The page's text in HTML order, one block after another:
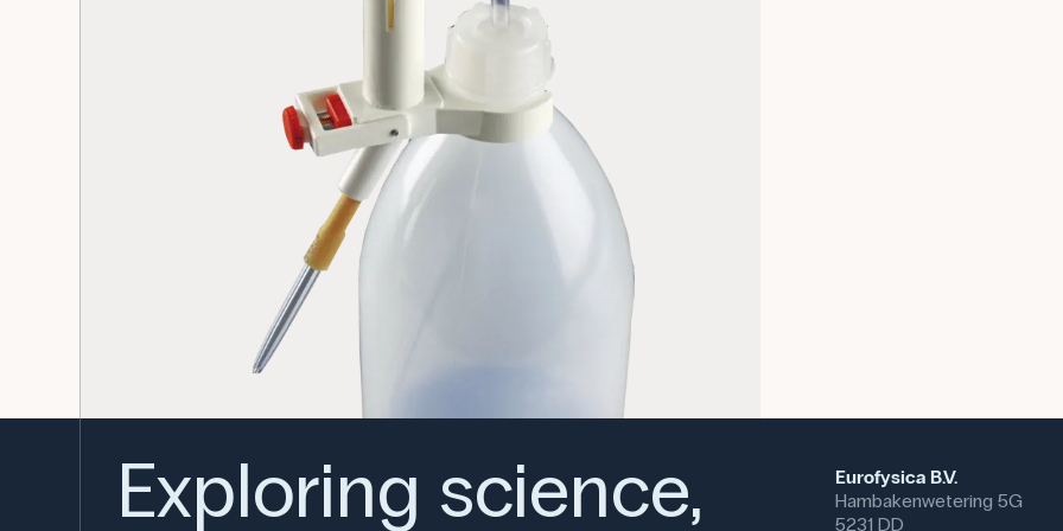
Exploring science,
Eurofysica B.V.
Hambakenwetering 5G
5231 DD